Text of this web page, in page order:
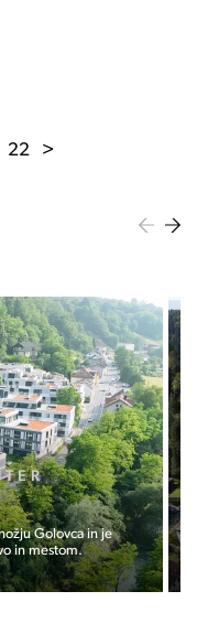
22 >
ŠIŠKA,
gradnja eni izmed najbolj